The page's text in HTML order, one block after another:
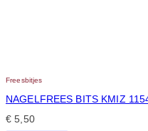
Freesbitjes
NAGELFREES BITS KMIZ
€ 5,50